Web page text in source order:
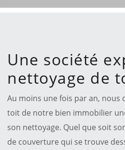
Une société
nettoyage de
Au moins une fois par an, nous
toit de notre bien immobilier
son nettoyage. Quel que soit
de couverture qui se trouve